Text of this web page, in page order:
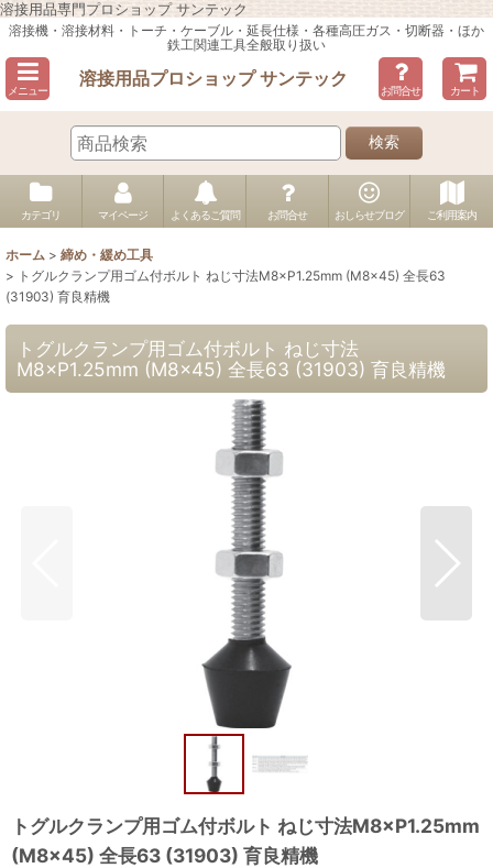
溶接用品専門プロショップ サンテック
溶接機・溶接材料・トーチ・ケーブル・延長仕様・各種高圧ガス・切断器・ほか
鉄工関連工具全般取り扱い
メニュー
溶接用品プロショップ サンテック
お問合せ カート
検索
カテゴリ マイページ よくあるご質問 お問合せ おしらせブログ ご利用案内
ホーム > 締め・緩め工具
> トグルクランプ用ゴム付ボルト ねじ寸法M8×P1.25mm (M8×45) 全長63
(31903) 育良精機
トグルクランプ用ゴム付ボルト ねじ寸法
M8×P1.25mm (M8×45) 全長63 (31903) 育良精機
トグルクランプ用ゴム付ボルト ねじ寸法M8×P1.25mm
(M8×45) 全長63 (31903) 育良精機